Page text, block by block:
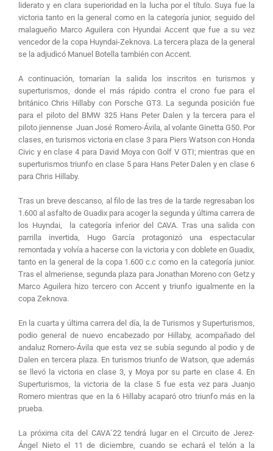
liderato y en clara superioridad en la lucha por el título. Suya fue la
victoria tanto en la general como en la categoría junior, seguido del
malagueño Marco Aguilera con Hyundai Accent que fue a su vez
vencedor de la copa Huyndai-Zeknova. La tercera plaza de la general
se la adjudicó Manuel Botella también con Accent.
A continuación, tomarían la salida los inscritos en turismos y
superturismos, donde el más rápido contra el crono fue para el
británico Chris Hillaby con Porsche GT3. La segunda posición fue
para el piloto del BMW 325 Hans Peter Dalen y la tercera para el
piloto jiennense Juan José Romero-Ávila, al volante Ginetta G50. Por
clases, en turismos victoria en clase 3 para Piers Watson con Honda
Civic y en clase 4 para David Moya con Golf V GTI; mientras que en
superturismos triunfo en clase 5 para Hans Peter Dalen y en clase 6
para Chris Hillaby.
Tras un breve descanso, al filo de las tres de la tarde regresaban los
1.600 al asfalto de Guadix para acoger la segunda y última carrera de
los Huyndai, la categoría inferior del CAVA. Tras una salida con
parrilla invertida, Hugo García protagonizó una espectacular
remontada y volvía a hacerse con la victoria y con doblete en Guadix,
tanto en la general de la copa 1.600 c.c como en la categoría junior.
Tras el almeriense, segunda plaza para Jonathan Moreno con Getz y
Marco Aguilera hizo tercero con Accent y triunfo igualmente en la
copa Zeknova.
En la cuarta y última carrera del día, la de Turismos y Superturismos,
podio general de nuevo encabezado por Hillaby, acompañado del
andaluz Romero-Ávila que esta vez se subía segundo al podio y de
Dalen en tercera plaza. En turismos triunfo de Watson, que además
se llevó la victoria en clase 3, y Moya por su parte en clase 4. En
Superturismos, la victoria de la clase 5 fue esta vez para Juanjo
Romero mientras que en la 6 Hillaby acaparó otro triunfo más en la
prueba.
La próxima cita del CAVA´22 tendrá lugar en el Circuito de Jerez-
Ángel Nieto el 11 de diciembre, cuando se echará el telón a la